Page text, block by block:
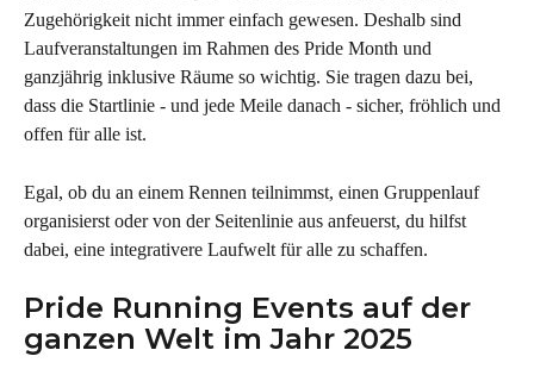
Zugehörigkeit nicht immer einfach gewesen. Deshalb sind
Laufveranstaltungen im Rahmen des Pride Month und
ganzjährig inklusive Räume so wichtig. Sie tragen dazu bei,
dass die Startlinie - und jede Meile danach - sicher, fröhlich und
offen für alle ist.
Egal, ob du an einem Rennen teilnimmst, einen Gruppenlauf
organisierst oder von der Seitenlinie aus anfeuerst, du hilfst
dabei, eine integrativere Laufwelt für alle zu schaffen.
Pride Running Events auf der
ganzen Welt im Jahr 2025